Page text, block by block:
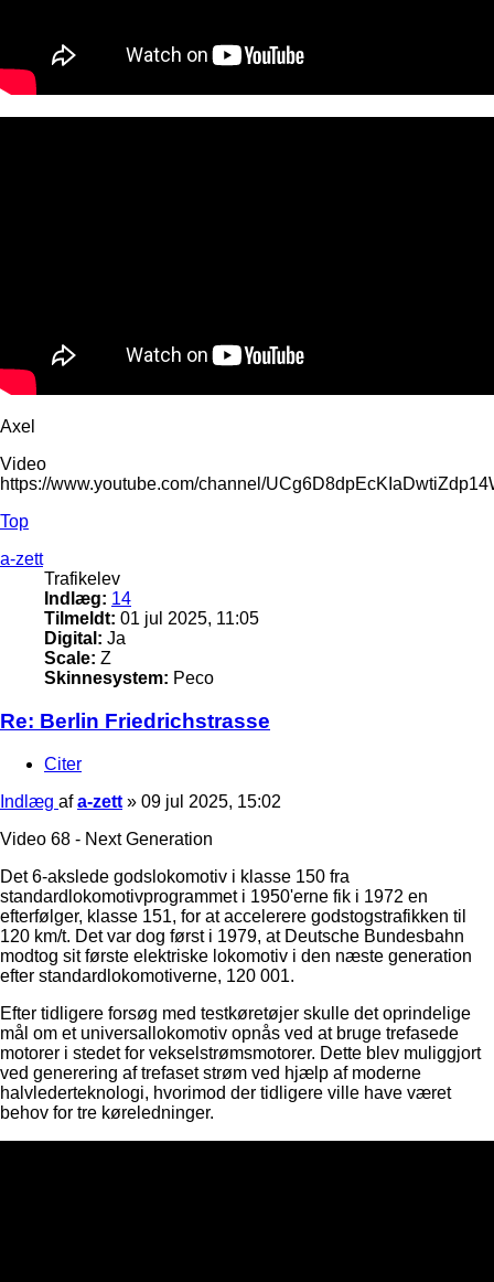
Axel
Video
https://www.youtube.com/channel/
Top
a-zett
Trafikelev
Indlæg: 14
Tilmeldt: 01 jul 2025, 11:05
Digital: Ja
Scale: Z
Skinnesystem: Peco
Re: Berlin Friedrichstrasse
Citer
Indlæg afa-zett » 09 jul 2025, 15:02
Video 68 - Next Generation
Det 6-akslede godslokomotiv i klasse 150 fra
standardlokomotivprogrammet i 1950'erne fik i 1972 en
efterfølger, klasse 151, for at accelerere godstogstrafikken til
120 km/t. Det var dog først i 1979, at Deutsche Bundesbahn
modtog sit første elektriske lokomotiv i den næste generation
efter standardlokomotiverne, 120 001.
Efter tidligere forsøg med testkøretøjer skulle det oprindelige
mål om et universallokomotiv opnås ved at bruge trefasede
motorer i stedet for vekselstrømsmotorer. Dette blev muliggjort
ved generering af trefaset strøm ved hjælp af moderne
halvlederteknologi, hvorimod der tidligere ville have været
behov for tre køreledninger.